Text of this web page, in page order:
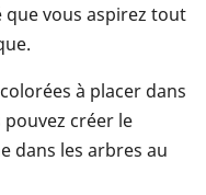
vous aspirez tout
à placer dans
créer le
dans les arbres au